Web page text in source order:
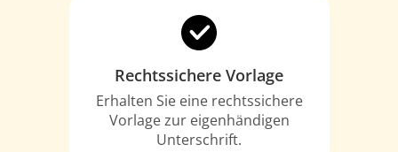
Rechtssichere Vorlage
Erhalten Sie eine rechtssichere
Vorlage zur eigenhändigen
Unterschrift.